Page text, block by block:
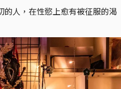
人，在性慾上愈有被征服的渴